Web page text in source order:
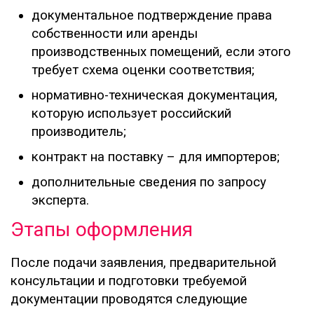
документальное подтверждение права
собственности или аренды
производственных помещений, если этого
требует схема оценки соответствия;
нормативно-техническая документация,
которую использует российский
производитель;
контракт на поставку – для импортеров;
дополнительные сведения по запросу
эксперта.
Этапы оформления
После подачи заявления, предварительной
консультации и подготовки требуемой
документации проводятся следующие